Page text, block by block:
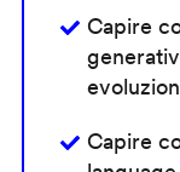
Capire
Capire